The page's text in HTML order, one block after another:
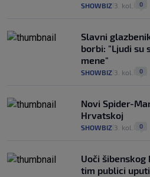
SHOWBIZ 3. kol. 0
Slavni
borbi: "Ljudi su
mene"
SHOWBIZ 3. kol. 0
Novi Spider-
Hrvatskoj
SHOWBIZ 3. kol. 0
Uoči
tim publici